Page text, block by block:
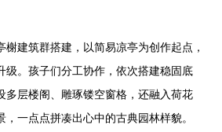
榭建筑群搭建，以简易凉亭为创作起点，
级。孩子们分工协作，依次搭建稳固底
多层楼阁、雕琢镂空窗格，还融入荷花
一点点拼凑出心中的古典园林样貌。